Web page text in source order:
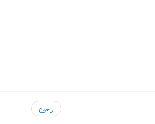
رجوع